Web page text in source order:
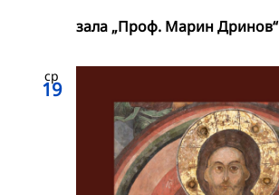
зала „Проф. Марин Дринов“
ср
19